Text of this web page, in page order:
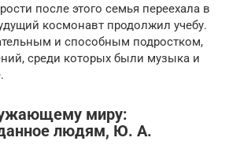
после этого семья переехала в
космонавт продолжил учебу.
и способным подростком,
среди которых были музыка и
миру:
людям, Ю. А.